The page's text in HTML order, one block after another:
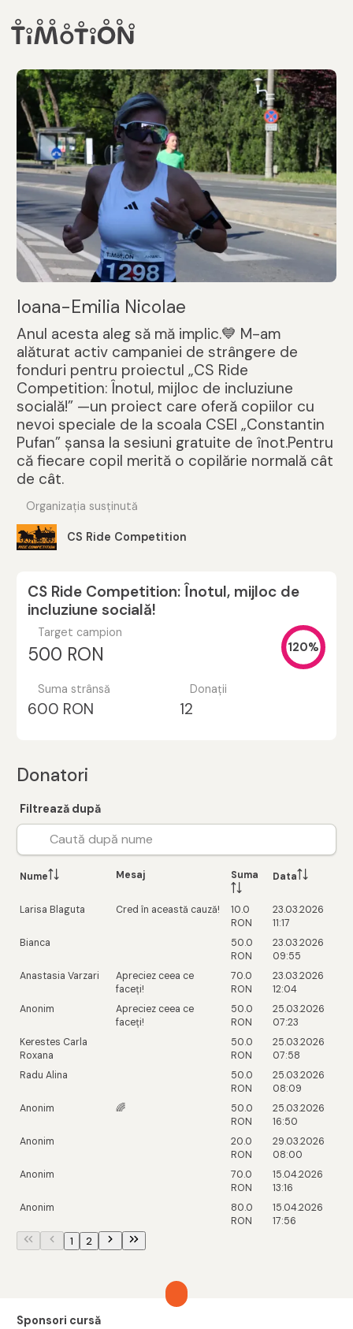
Ioana-Emilia Nicolae
Anul acesta aleg să mă implic.💙 M-am
alăturat activ campaniei de strângere de
fonduri pentru proiectul „CS Ride
Competition: Înotul, mijloc de incluziune
socială!” —un proiect care oferă copiilor cu
nevoi speciale de la scoala CSEI „Constantin
Pufan” șansa la sesiuni gratuite de înot.Pentru
că fiecare copil merită o copilărie normală cât
de cât.
Organizația susținută
CS Ride Competition
CS Ride Competition: Înotul, mijloc de
incluziune socială!
Target campion
500 RON 120%
Suma strânsă
600 RON
Donații
12
Donatori
Filtrează după
Nume Mesaj Suma Data
Larisa Blaguta Cred în această cauză!
10.0
RON
23.03.2026
11:17
Bianca
50.0
RON
23.03.2026
09:55
Anastasia Varzari
Apreciez ceea ce
faceți!
70.0
RON
23.03.2026
12:04
Anonim
Apreciez ceea ce
faceți!
50.0
RON
25.03.2026
07:23
Kerestes Carla
Roxana
50.0
RON
25.03.2026
07:58
Radu Alina
50.0
RON
25.03.2026
08:09
Anonim
🌈
50.0
RON
25.03.2026
16:50
Anonim
20.0
RON
29.03.2026
08:00
Anonim
70.0
RON
15.04.2026
13:16
Anonim
80.0
RON
15.04.2026
17:56
1 2
Sponsori cursă